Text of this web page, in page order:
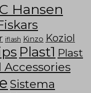
Hansen
iflash Kinzo Koziol
Plast1 Plast
Accessories
Sistema